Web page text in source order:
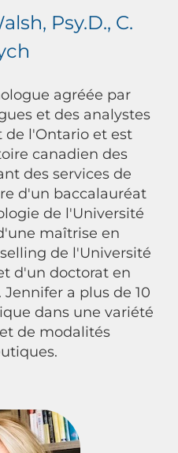
Psy.D., C.
agréée par
et des analystes
l'Ontario et est
canadien des
des services de
d'un baccalauréat
de l'Université
maîtrise en
de l'Université
d'un doctorat en
a plus de 10
dans une variété
de modalités